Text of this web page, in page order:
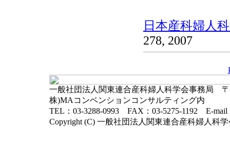
日本産科婦人
278, 2007
一般社団法人関東連合産科婦人科学会事務局 〒
株)MAコンベンションコンサルティング内
TEL：03-3288-0993 FAX：03-5275-1192 E-mail
Copyright (C) 一般社団法人関東連合産科婦人科